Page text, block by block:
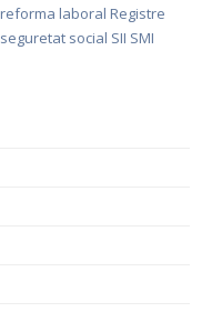
reforma laboral Registre
seguretat social SII SMI